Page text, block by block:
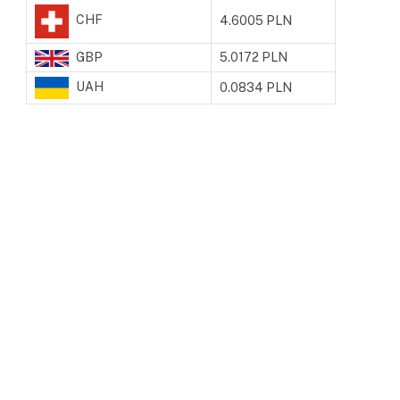
CHF 4.6005 PLN
GBP 5.0172 PLN
UAH 0.0834 PLN